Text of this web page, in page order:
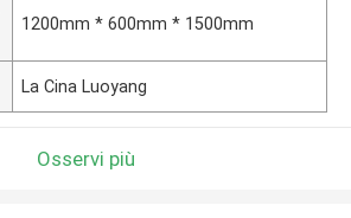
1200mm * 600mm * 1500mm
La Cina Luoyang
Osservi più